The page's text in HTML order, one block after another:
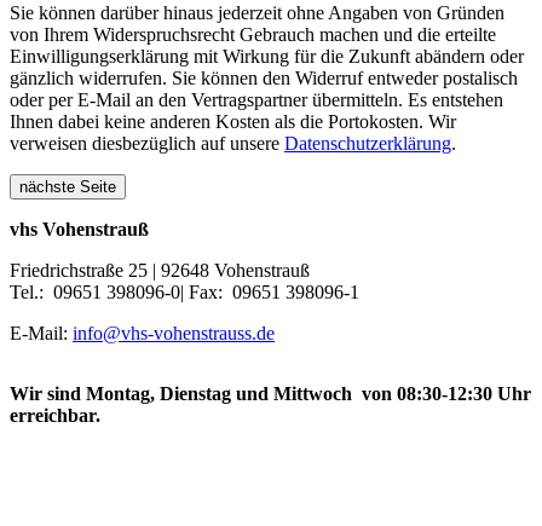
Sie können darüber hinaus jederzeit ohne Angaben von Gründen
von Ihrem Widerspruchsrecht Gebrauch machen und die erteilte
Einwilligungserklärung mit Wirkung für die Zukunft abändern oder
gänzlich widerrufen. Sie können den Widerruf entweder postalisch
oder per E-Mail an den Vertragspartner übermitteln. Es entstehen
Ihnen dabei keine anderen Kosten als die Portokosten. Wir
verweisen diesbezüglich auf unsere Datenschutzerklärung.
nächste Seite
vhs Vohenstrauß
Friedrichstraße 25 | 92648 Vohenstrauß
Tel.: 09651 398096-0| Fax: 09651 398096-1
E-Mail: info@vhs-vohenstrauss.de
Wir sind Montag, Dienstag und Mittwoch von 08:30-12:30 Uhr
erreichbar.